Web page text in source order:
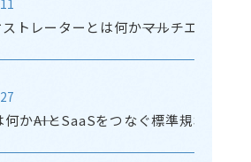
トレーターとは何か――マルチエージ
か――AIとSaaSをつなぐ標準規格をビ